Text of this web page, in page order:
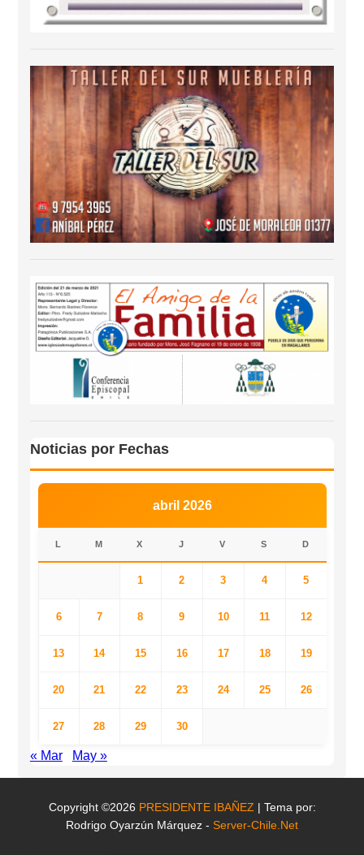
Noticias por Fechas
abril 2026
L M X J V S D
1 2 3 4 5
6 7 8 9 10 11 12
13 14 15 16 17 18 19
20 21 22 23 24 25 26
27 28 29 30
« Mar May »
Copyright ©2026 PRESIDENTE IBAÑEZ | Tema por:
Rodrigo Oyarzún Márquez - Server-Chile.Net